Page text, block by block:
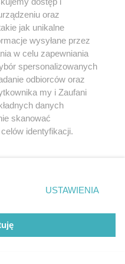
oraz
jak unikalne
wysyłane przez
w celu zapewniania
spersonalizowanych
odbiorców oraz
my i Zaufani
danych
skanować
identyfikacji.
ustawień prywatności
rogu strony
. Niektóre
się takiemu
miały zastosowania tylko
USTAWIENIA